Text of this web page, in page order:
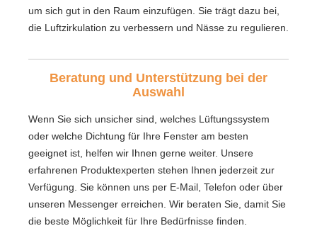
um sich gut in den Raum einzufügen. Sie trägt dazu bei,
die Luftzirkulation zu verbessern und Nässe zu regulieren.
Beratung und Unterstützung bei der
Auswahl
Wenn Sie sich unsicher sind, welches Lüftungssystem
oder welche Dichtung für Ihre Fenster am besten
geeignet ist, helfen wir Ihnen gerne weiter. Unsere
erfahrenen Produktexperten stehen Ihnen jederzeit zur
Verfügung. Sie können uns per E-Mail, Telefon oder über
unseren Messenger erreichen. Wir beraten Sie, damit Sie
die beste Möglichkeit für Ihre Bedürfnisse finden.